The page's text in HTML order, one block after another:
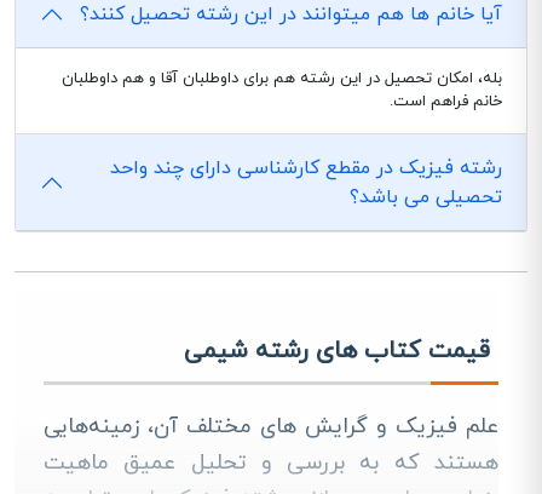
آیا خانم ها هم میتوانند در این رشته تحصیل کنند؟
بله، امکان تحصیل در این رشته هم برای داوطلبان آقا و هم داوطلبان
خانم فراهم است.
رشته فیزیک در مقطع کارشناسی دارای چند واحد
تحصیلی می باشد؟
قیمت کتاب های رشته شیمی
علم فیزیک و گرایش‌ های مختلف آن، زمینه‌هایی
هستند که به بررسی و تحلیل عمیق ماهیت